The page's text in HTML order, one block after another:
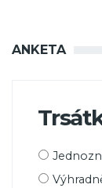
ANKETA
Možnosti